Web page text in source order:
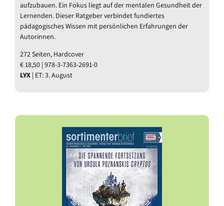
aufzubauen. Ein Fokus liegt auf der mentalen Gesundheit der
Lernenden. Dieser Ratgeber verbindet fundiertes
pädagogisches Wissen mit persönlichen Erfahrungen der
Autorinnen.
272 Seiten, Hardcover
€ 18,50 | 978-3-7363-2691-0
LYX | ET: 3. August